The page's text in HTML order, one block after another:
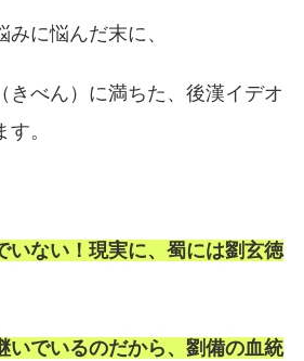
に悩んだ末に、
きべん）に満ちた、後漢イデオ
。
いない！現実に、蜀には劉玄徳
いでいるのだから、劉備の血統